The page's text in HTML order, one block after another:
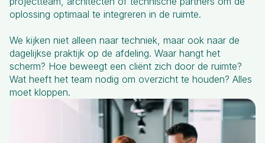
oplossing optimaal te integreren in de ruimte.
We kijken niet alleen naar techniek, maar ook naar de
dagelijkse praktijk op de afdeling. Waar hangt het
scherm? Hoe beweegt een cliënt zich door de ruimte?
Wat heeft het team nodig om overzicht te houden? Alles
moet kloppen.